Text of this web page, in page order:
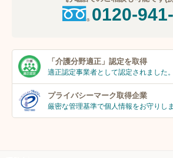
0120-
「介護分野適正」 認定を取得
適正認定事業者として認定されました。
プライバシーマーク取得企業
厳密な管理基準で個人情報をお守りしま